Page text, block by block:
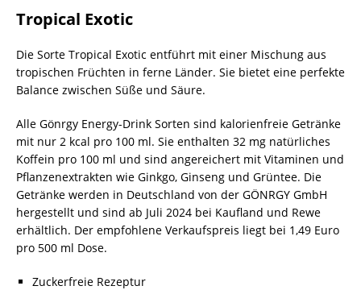
Tropical Exotic
Die Sorte Tropical Exotic entführt mit einer Mischung aus
tropischen Früchten in ferne Länder. Sie bietet eine perfekte
Balance zwischen Süße und Säure.
Alle Gönrgy Energy-Drink Sorten sind kalorienfreie Getränke
mit nur 2 kcal pro 100 ml. Sie enthalten 32 mg natürliches
Koffein pro 100 ml und sind angereichert mit Vitaminen und
Pflanzenextrakten wie Ginkgo, Ginseng und Grüntee. Die
Getränke werden in Deutschland von der GÖNRGY GmbH
hergestellt und sind ab Juli 2024 bei Kaufland und Rewe
erhältlich. Der empfohlene Verkaufspreis liegt bei 1,49 Euro
pro 500 ml Dose.
Zuckerfreie Rezeptur